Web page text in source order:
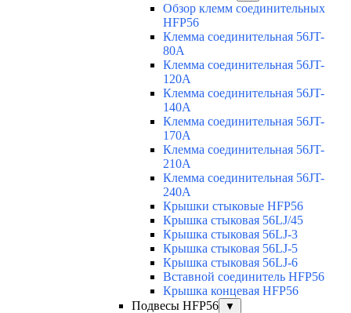
Обзор клемм соединительных
HFP56
Клемма соединительная 56JT-
80A
Клемма соединительная 56JT-
120A
Клемма соединительная 56JT-
140A
Клемма соединительная 56JT-
170A
Клемма соединительная 56JT-
210A
Клемма соединительная 56JT-
240A
Крышки стыковые HFP56
Крышка стыковая 56LJ/45
Крышка стыковая 56LJ-3
Крышка стыковая 56LJ-5
Крышка стыковая 56LJ-6
Вставной соединитель HFP56
Крышка концевая HFP56
Подвесы HFP56
▼